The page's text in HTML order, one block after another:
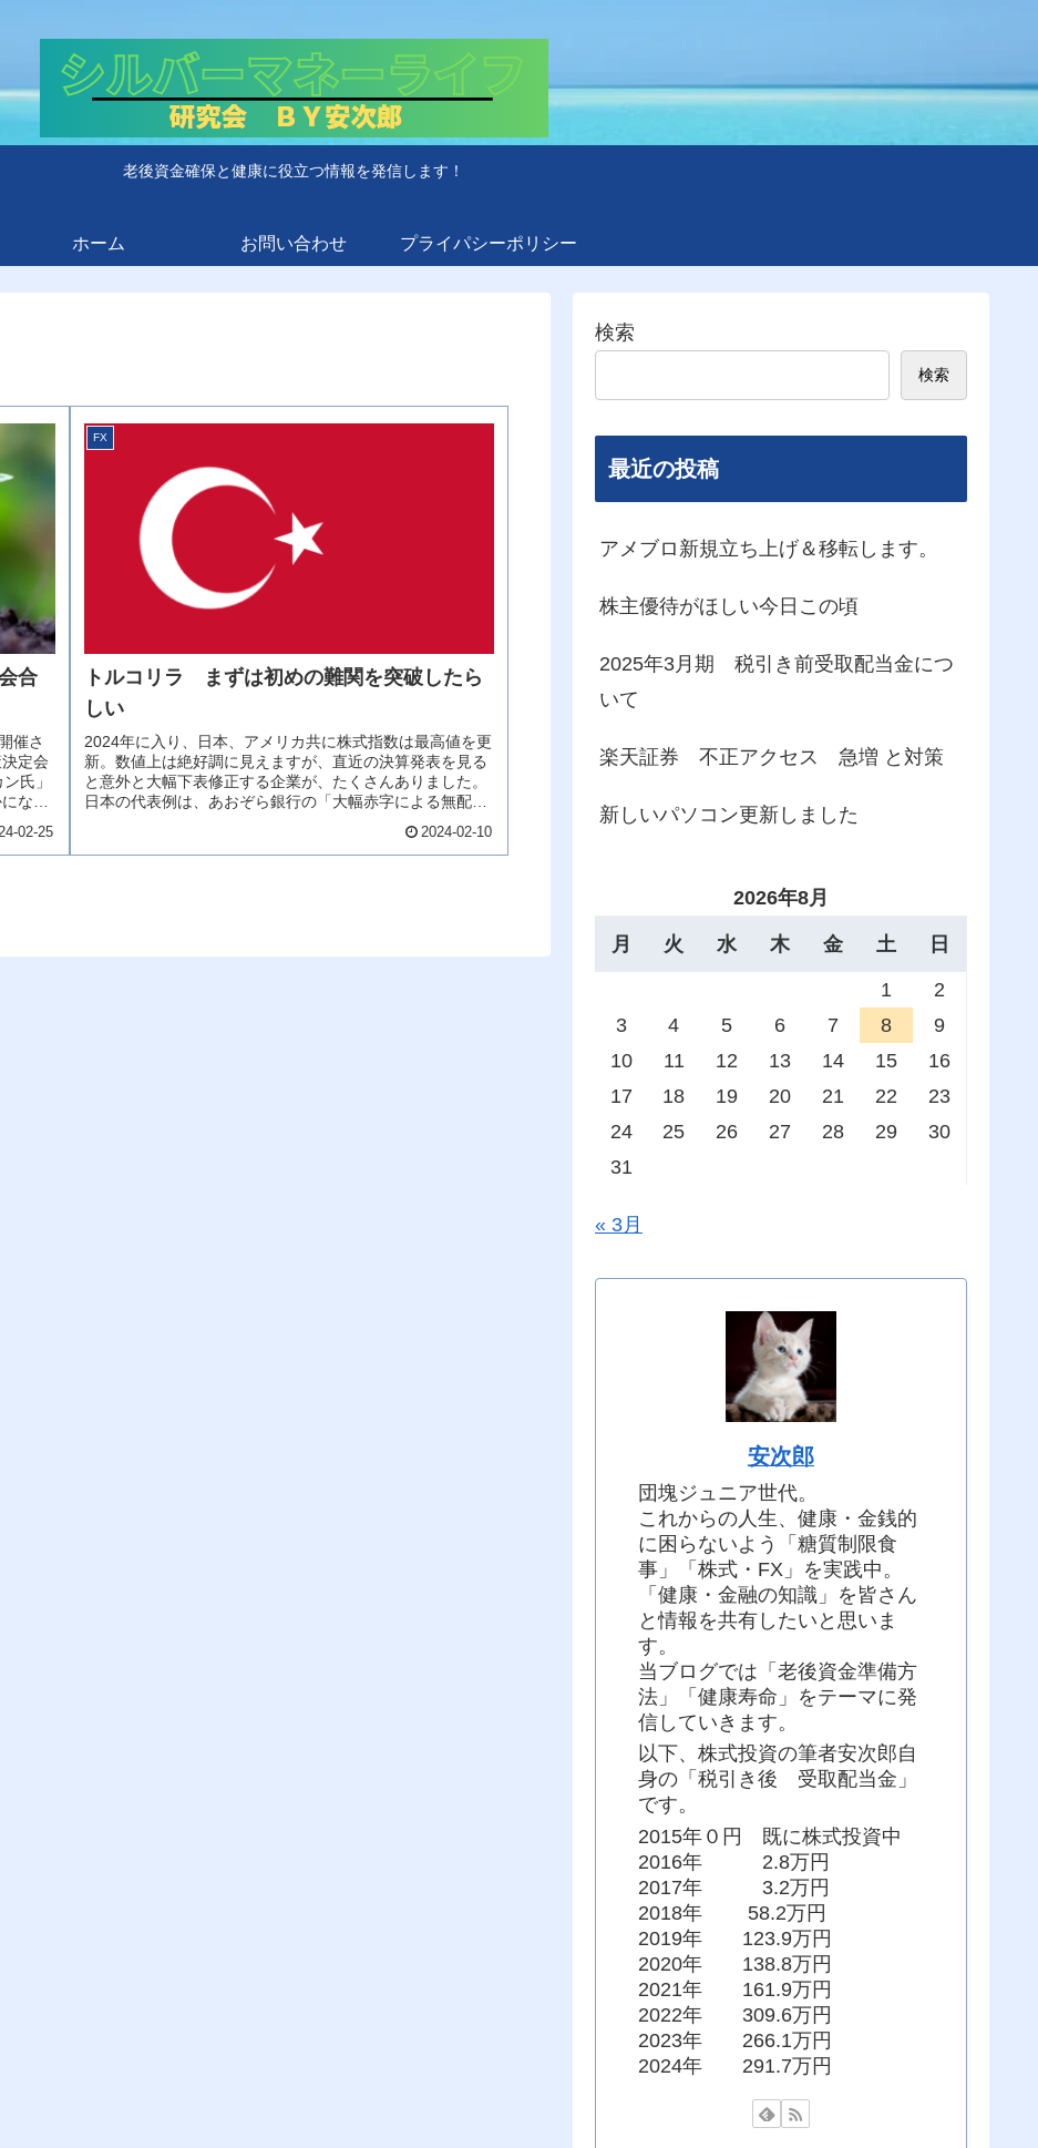
老後資金確保と健康に役立つ情報を発信します！
ホーム お問い合わせ プライパシーポリシー
合
催さ
定会
氏」
なっ
02-25
FX
トルコリラ まずは初めの難関を突破したら
しい
2024年に入り、日本、アメリカ共に株式指数は最高値を更
新。数値上は絶好調に見えますが、直近の決算発表を見る
と意外と大幅下表修正する企業が、たくさんありました。
日本の代表例は、あおぞら銀行の「大幅赤字による無配転
2024-02-10
検索
検索
最近の投稿
アメブロ新規立ち上げ＆移転します。
株主優待がほしい今日この頃
2025年3月期 税引き前受取配当金につ
いて
楽天証券 不正アクセス 急増 と対策
新しいパソコン更新しました
2026年8月
月 火 水 木 金 土 日
1
2
3
4 5 6 7 8
9
10
11 12 13 14 15
16
17
18 19 20 21 22
23
24
25 26 27 28 29
30
31
« 3月
安次郎
団塊ジュニア世代。
これからの人生、健康・金銭的
に困らないよう「糖質制限食
事」「株式・FX」を実践中。
「健康・金融の知識」を皆さん
と情報を共有したいと思いま
す。
当ブログでは「老後資金準備方
法」「健康寿命」をテーマに発
信していきます。
以下、株式投資の筆者安次郎自
身の「税引き後 受取配当金」
です。
2015年０円 既に株式投資中
2016年 2.8万円
2017年 3.2万円
2018年 58.2万円
2019年 123.9万円
2020年 138.8万円
2021年 161.9万円
2022年 309.6万円
2023年 266.1万円
2024年 291.7万円